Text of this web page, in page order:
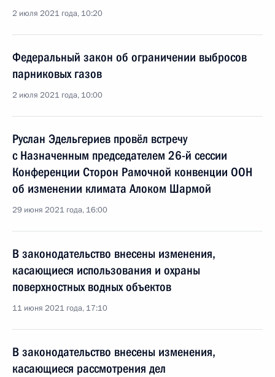
2 июля 2021 года, 10:20
Федеральный закон об ограничении выбросов
парниковых газов
2 июля 2021 года, 10:00
Руслан Эдельгериев провёл встречу
с Назначенным председателем 26-й сессии
Конференции Сторон Рамочной конвенции ООН
об изменении климата Алоком Шармой
29 июня 2021 года, 16:00
В законодательство внесены изменения,
касающиеся использования и охраны
поверхностных водных объектов
11 июня 2021 года, 17:10
В законодательство внесены изменения,
касающиеся рассмотрения дел